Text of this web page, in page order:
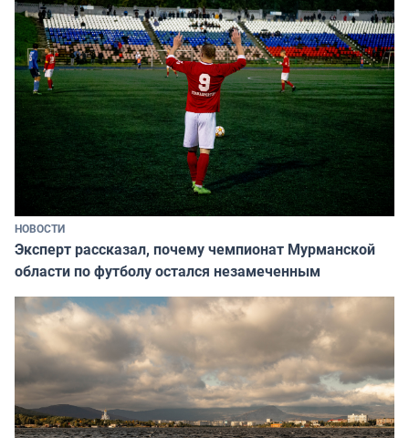
НОВОСТИ
Эксперт рассказал, почему чемпионат Мурманской
области по футболу остался незамеченным